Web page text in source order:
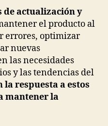
de actualización y
el producto al
errores, optimizar
nuevas
las necesidades
y las tendencias del
la respuesta a estos
mantener la